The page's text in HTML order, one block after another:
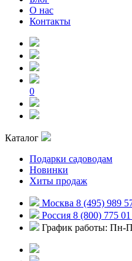
О нас
Контакты
0
Каталог
Подарки садоводам
Новинки
Хиты продаж
Москва 8 (495) 989
Россия 8 (800) 775
График работы: Пн-